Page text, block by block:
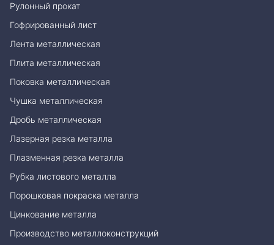
Рулонный прокат
Гофрированный лист
Лента металлическая
Плита металлическая
Поковка металлическая
Чушка металлическая
Дробь металлическая
Лазерная резка металла
Плазменная резка металла
Рубка листового металла
Порошковая покраска металла
Цинкование металла
Производство металлоконструкций